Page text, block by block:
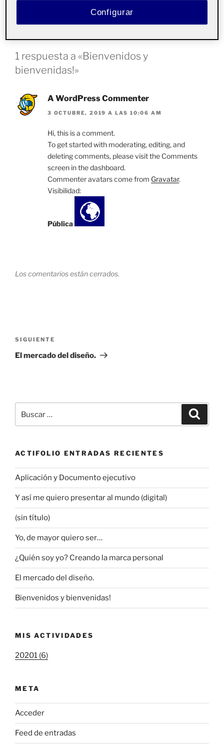
1 respuesta a «Bienvenidos y
bienvenidas!»
A WordPress Commenter
3 OCTUBRE, 2019 A LAS 10:06 AM
Hi, this is a comment.
To get started with moderating, editing, and
deleting comments, please visit the Comments
screen in the dashboard.
Commenter avatars come from Gravatar.
Visibilidad:
Pública
Los comentarios están cerrados.
de
entradas
Siguiente
entrada
SIGUIENTE
El mercado del diseño.
por:
ACTIFOLIO ENTRADAS RECIENTES
Aplicación y Documento ejecutivo
Y así me quiero presentar al mundo (digital)
(sin título)
Yo, de mayor quiero ser…
¿Quién soy yo? Creando la marca personal
El mercado del diseño.
Bienvenidos y bienvenidas!
MIS ACTIVIDADES
20201 (6)
META
Acceder
Feed de entradas
Configurar